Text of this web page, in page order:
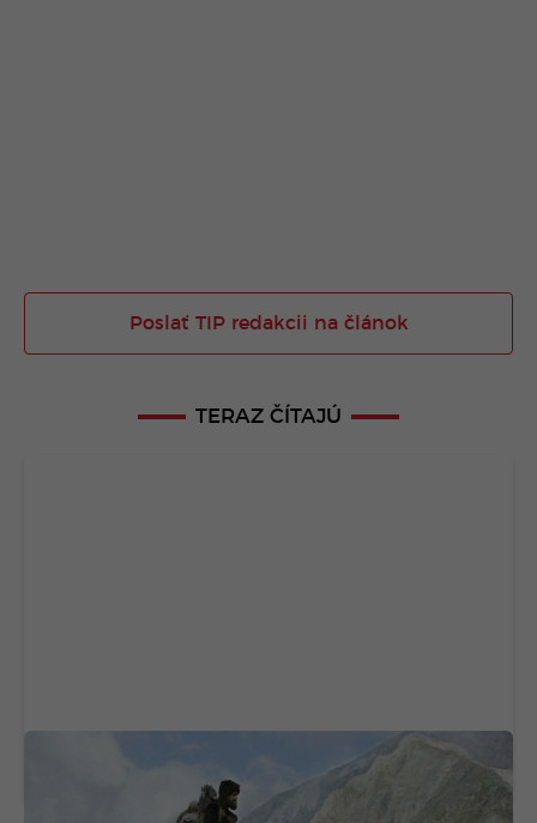
Poslať TIP redakcii na článok
TERAZ ČÍTAJÚ
Ötzi prekvapil vedeckú obec. Na tele 5 300
rokov starého muža objavili život